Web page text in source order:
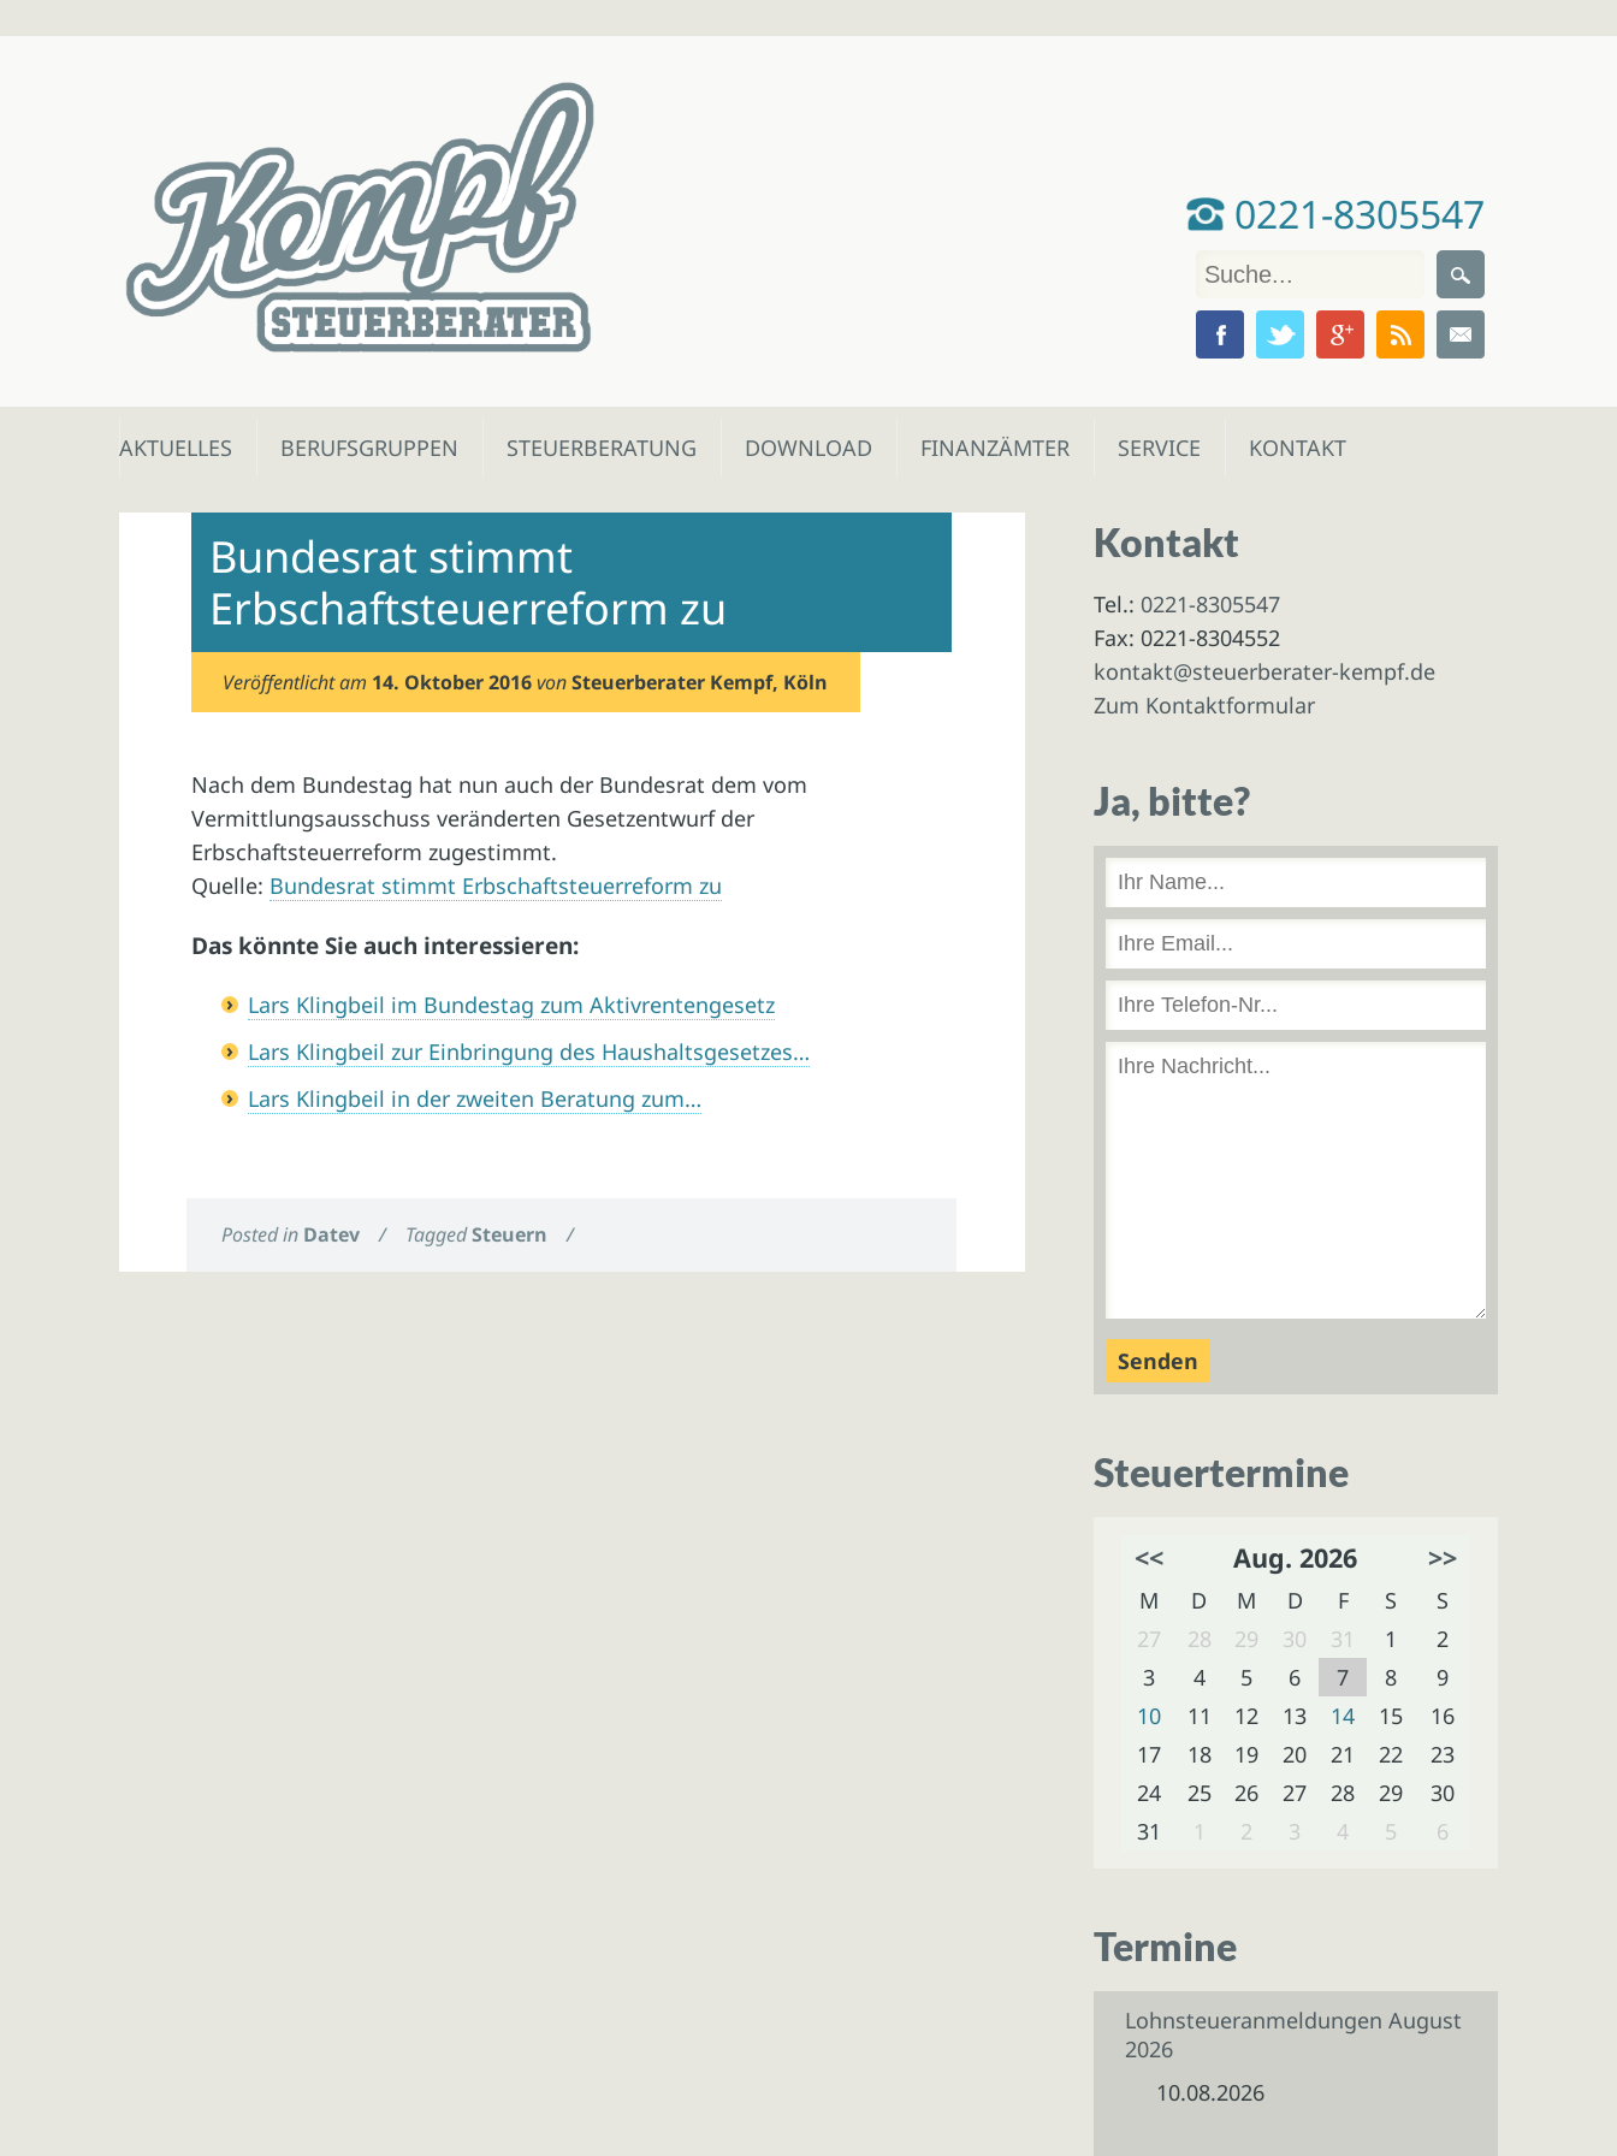
0221-8305547
Skip
AKTUELLES BERUFSGRUPPEN STEUERBERATUNG DOWNLOAD FINANZÄMTER SERVICE KONTAKT
Bundesrat stimmt
Erbschaftsteuerreform zu
Veröffentlicht am 14. Oktober 2016 vonSteuerberater Kempf, Köln
Nach dem Bundestag hat nun auch der Bundesrat dem vom
Vermittlungsausschuss veränderten Gesetzentwurf der
Erbschaftsteuerreform zugestimmt.
Quelle: Bundesrat stimmt Erbschaftsteuerreform zu
Das könnte Sie auch interessieren:
Lars Klingbeil im Bundestag zum Aktivrentengesetz
Lars Klingbeil zur Einbringung des Haushaltsgesetzes…
Lars Klingbeil in der zweiten Beratung zum…
Posted in Datev / TaggedSteuern /
Kontakt
Tel.: 0221-8305547
Fax: 0221-8304552
kontakt@steuerberater-kempf.de
Zum Kontaktformular
Ja, bitte?
Steuertermine
<< Aug. 2026 >>
M D M D F S
S
27
28 29 30 31 1
2
3
4 5 6 7 8
9
10
11 12 13 14 15
16
17
18 19 20 21 22
23
24
25 26 27 28 29
30
31
1 2 3 4 5 6
Termine
Lohnsteueranmeldungen August
2026
10.08.2026